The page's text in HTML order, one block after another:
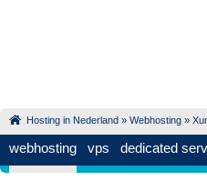
Hosting in Nederland » Webhosting »
webhosting vps dedicated